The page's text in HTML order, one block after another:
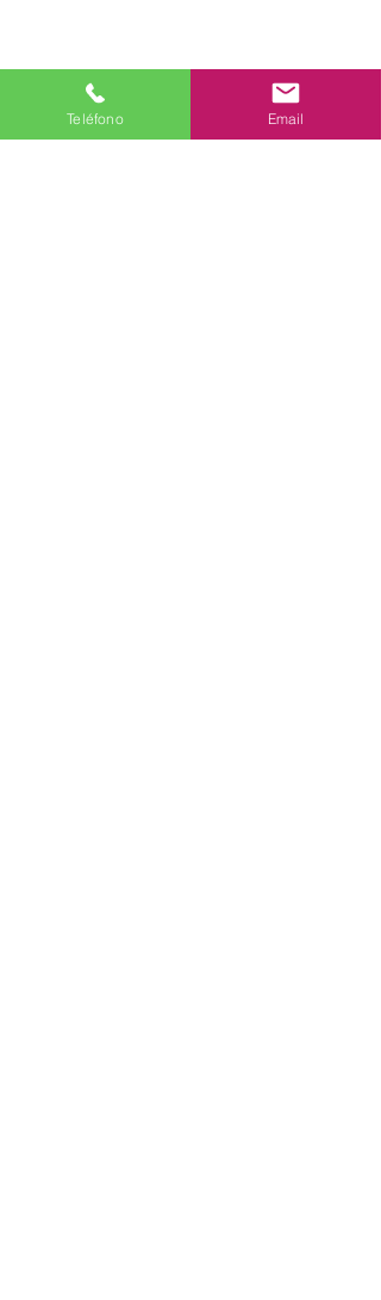
Teléfono Email